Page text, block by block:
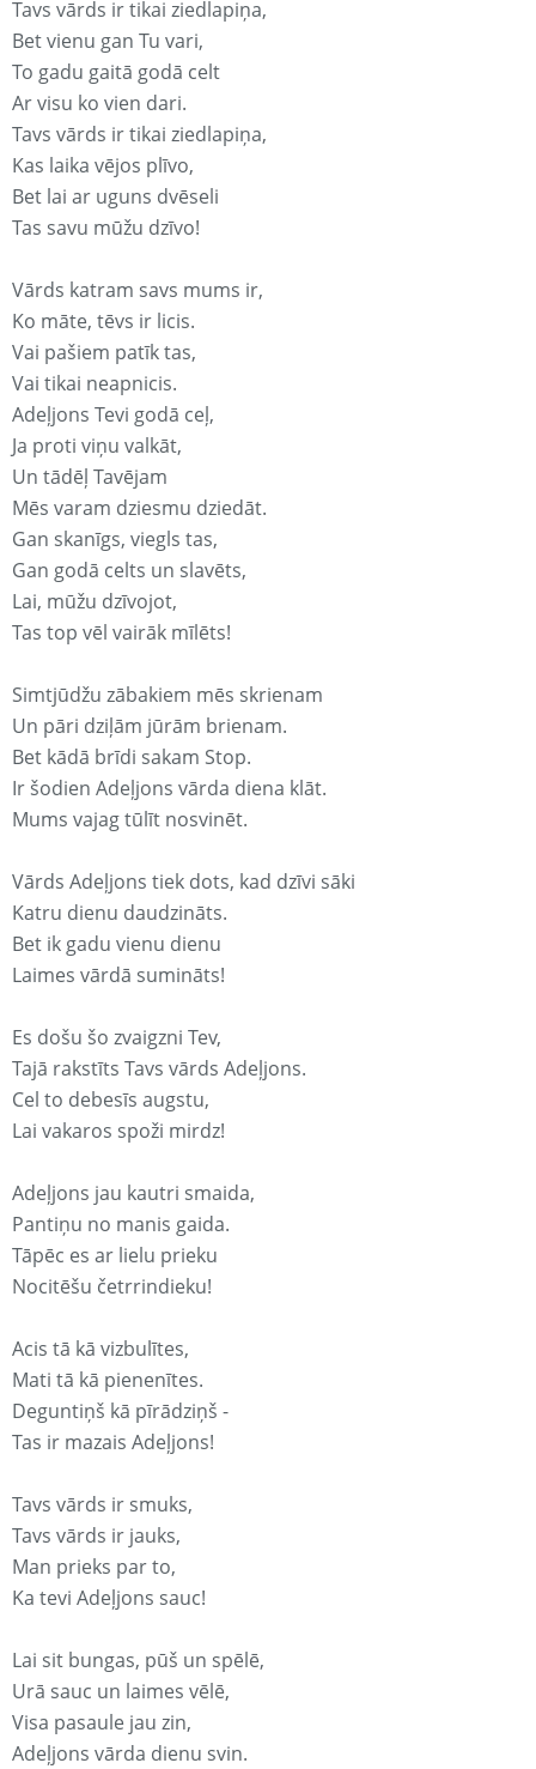
Tavs vārds ir tikai ziedlapiņa,
Bet vienu gan Tu vari,
To gadu gaitā godā celt
Ar visu ko vien dari.
Tavs vārds ir tikai ziedlapiņa,
Kas laika vējos plīvo,
Bet lai ar uguns dvēseli
Tas savu mūžu dzīvo!
Vārds katram savs mums ir,
Ko māte, tēvs ir licis.
Vai pašiem patīk tas,
Vai tikai neapnicis.
Adeļjons Tevi godā ceļ,
Ja proti viņu valkāt,
Un tādēļ Tavējam
Mēs varam dziesmu dziedāt.
Gan skanīgs, viegls tas,
Gan godā celts un slavēts,
Lai, mūžu dzīvojot,
Tas top vēl vairāk mīlēts!
Simtjūdžu zābakiem mēs skrienam
Un pāri dziļām jūrām brienam.
Bet kādā brīdi sakam Stop.
Ir šodien Adeļjons vārda diena klāt.
Mums vajag tūlīt nosvinēt.
Vārds Adeļjons tiek dots, kad dzīvi sāki
Katru dienu daudzināts.
Bet ik gadu vienu dienu
Laimes vārdā sumināts!
Es došu šo zvaigzni Tev,
Tajā rakstīts Tavs vārds Adeļjons.
Cel to debesīs augstu,
Lai vakaros spoži mirdz!
Adeļjons jau kautri smaida,
Pantiņu no manis gaida.
Tāpēc es ar lielu prieku
Nocitēšu četrrindieku!
Acis tā kā vizbulītes,
Mati tā kā pienenītes.
Deguntiņš kā pīrādziņš -
Tas ir mazais Adeļjons!
Tavs vārds ir smuks,
Tavs vārds ir jauks,
Man prieks par to,
Ka tevi Adeļjons sauc!
Lai sit bungas, pūš un spēlē,
Urā sauc un laimes vēlē,
Visa pasaule jau zin,
Adeļjons vārda dienu svin.